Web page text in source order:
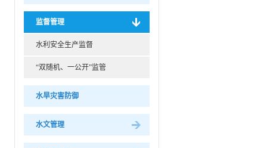
监督管理
水利安全生产监督
“双随机、一公开”监管
水旱灾害防御
水文管理